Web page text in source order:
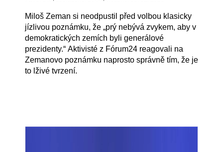
Miloš Zeman si neodpustil před volbou klasicky
jízlivou poznámku, že „prý nebývá zvykem, aby v
demokratických zemích byli generálové
prezidenty.“ Aktivisté z Fórum24 reagovali na
Zemanovo poznámku naprosto správně tím, že je
to lživé tvrzení.